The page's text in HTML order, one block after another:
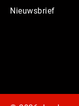
Nieuwsbrief